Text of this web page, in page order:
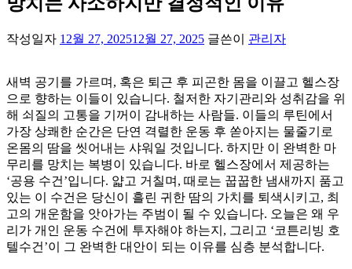
작성일자 12월 27, 202512월 27, 2025 글쓴이 관리자
새벽 공기를 가르며, 혹은 퇴근 후 피곤한 몸을 이끌고 헬스장
으로 향하는 이들이 있습니다. 철저한 자기관리와 성취감을 위
해 쇠질의 고통을 기꺼이 감내하는 사람들. 이들의 루틴에서
가장 상쾌한 순간은 단연 격렬한 운동 후 쏟아지는 물줄기로
온몸의 땀을 씻어내는 샤워일 것입니다. 하지만 이 완벽한 마
무리를 망치는 복병이 있습니다. 바로 헬스장에서 제공하는
‘공용 수건’입니다. 얇고 거칠며, 때로는 꿉꿉한 냄새까지 품고
있는 이 수건은 당신이 흘린 귀한 땀의 가치를 퇴색시키고, 최
고의 개운함을 앗아가는 주범이 될 수 있습니다. 오늘은 왜 우
리가 개인 운동 수건에 투자해야 하는지, 그리고 ‘코튼리빙 호
텔수건’이 그 완벽한 대안이 되는 이유를 심층 분석합니다.